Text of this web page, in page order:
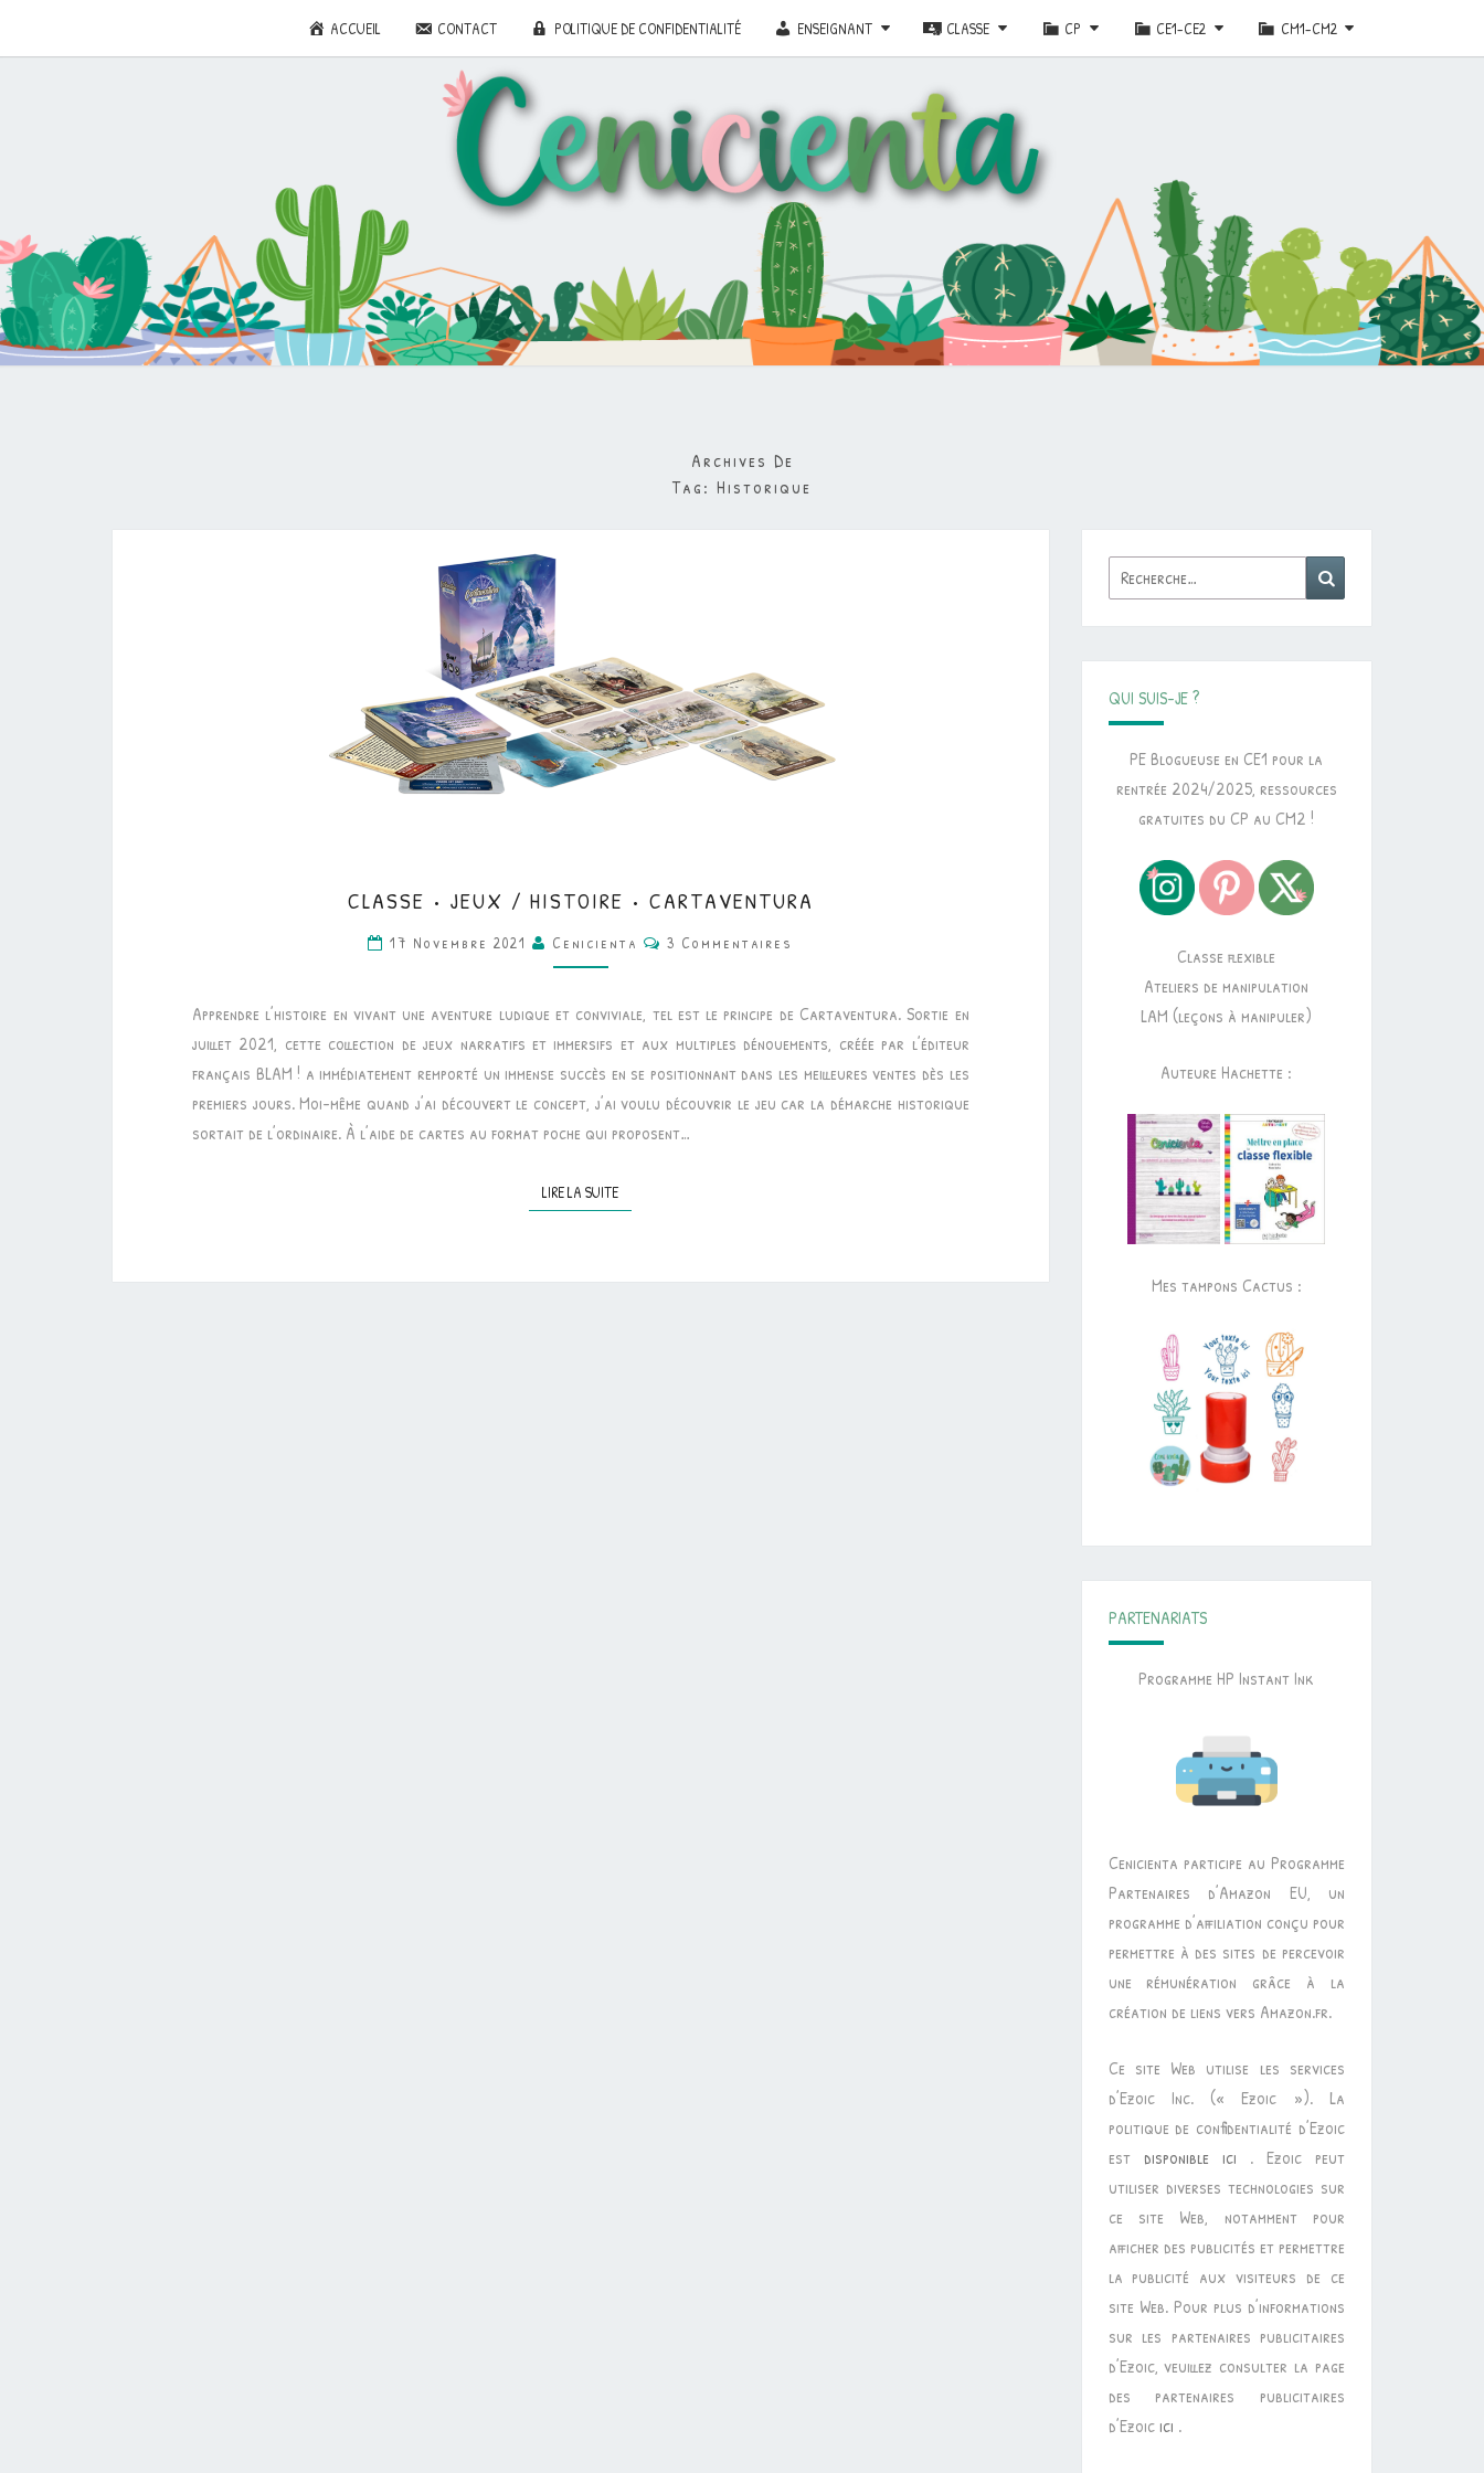
ACCUEIL CONTACT POLITIQUE DE CONFIDENTIALITÉ ENSEIGNANT CLASSE CP CE1-CE2 CM1-CM2
Archives De
Tag: Historique
•
JEUX
HISTOIRE
•
CARTAVENTURA
CLASSE • JEUX / HISTOIRE • CARTAVENTURA
17 Novembre 2021 Cenicienta Commentaires
3 Commentaires
Apprendre l’histoire en vivant une aventure ludique et conviviale, tel est le principe de Cartaventura. Sortie en
juillet 2021, cette collection de jeux narratifs et immersifs et aux multiples dénouements, créée par l’éditeur
français BLAM ! a immédiatement remporté un immense succès en se positionnant dans les meilleures ventes dès les
premiers jours. Moi-même quand j’ai découvert le concept, j’ai voulu découvrir le jeu car la démarche historique
sortait de l’ordinaire. À l’aide de cartes au format poche qui proposent…
LIRE LA SUITELIRE LA SUITE
Rechercher :
QUI SUIS-JE ?
PE Blogueuse en CE1 pour la
rentrée 2024/2025, ressources
gratuites du CP au CM2 !
Classe flexible
Ateliers de manipulation
LAM (leçons à manipuler)
Auteure Hachette :
Mes tampons Cactus :
PARTENARIATS
Programme HP Instant Ink
Cenicienta participe au Programme
Partenaires d’Amazon EU, un
programme d’affiliation conçu pour
permettre à des sites de percevoir
une rémunération grâce à la
création de liens vers Amazon.fr.
Ce site Web utilise les services
d’Ezoic Inc. (« Ezoic »). La
politique de confidentialité d’Ezoic
est disponible ici . Ezoic peut
utiliser diverses technologies sur
ce site Web, notamment pour
afficher des publicités et permettre
la publicité aux visiteurs de ce
site Web. Pour plus d’informations
sur les partenaires publicitaires
d’Ezoic, veuillez consulter la page
des partenaires publicitaires
d’Ezoic ici .